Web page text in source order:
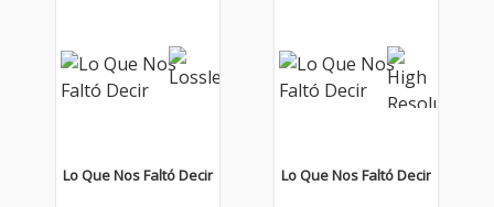
Lo Que Nos Faltó Decir Lo Que Nos Faltó Decir